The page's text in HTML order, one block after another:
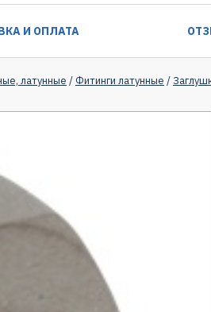
И ОПЛАТА
латунные / Фитинги латунные /